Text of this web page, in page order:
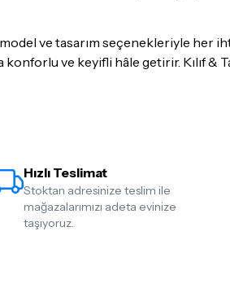
model ve tasarım seçenekleriyle her
ve keyifli hâle getirir. Kılıf &
Hızlı Teslimat
Stoktan adresinize teslim ile
mağazalarımızı adeta evinize
taşıyoruz.